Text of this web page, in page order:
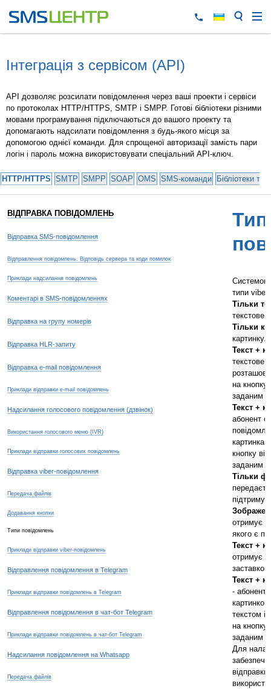
Інтеграція з сервісом (API)
API дозволяє розсилати повідомлення через ваші проекти і сервіси
по протоколах HTTP/HTTPS, SMTP і SMPP. Готові бібліотеки різними
мовами програмування підключаються до вашого проекту та
допомагають надсилати повідомлення з будь-якого місця за
допомогою однієї команди. Для спрощеної авторизації замість пари
логін і пароль можна використовувати спеціальний API-ключ.
HTTP/HTTPS SMTP SMPP SOAP OMS SMS-команди Бібліотеки та
ВІДПРАВКА ПОВІДОМЛЕНЬ
Відправка SMS-повідомлення
Відправлення повідомлень. Відповідь сервера та коди помилок
Приклади надсилання повідомлень
Коментарі в SMS-повідомленнях
Відправка на групу номерів
Відправка HLR-запиту
Відправка e-mail повідомлення
Приклади відправки e-mail повідомлень
Надсилання голосового повідомлення (дзвінок)
Використання голосового меню (IVR)
Приклади відправки голосових повідомлень
Відправка viber-повідомлення
Передача файлів
Додавання кнопки
Типи повідомлень
Приклади відправки viber-повідомлень
Відправлення повідомлення в Telegram
Приклади відправки повідомлень в Telegram
Відправлення повідомлення в чат-бот Telegram
Приклади відправки повідомлень в чат-бот Telegram
Надсилання повідомлення на Whatsapp
Передача файлів
Системою
типи
Тільки
текстове
Тільки
картинку.
Текст +
текстове
на кнопку
заданим
Текст +
абонент
картинка
кнопку
заданим
Тільки
отримує
якого є
Текст +
отримує
Текст +
- абонент
текстом і
на кнопку
заданим
Для